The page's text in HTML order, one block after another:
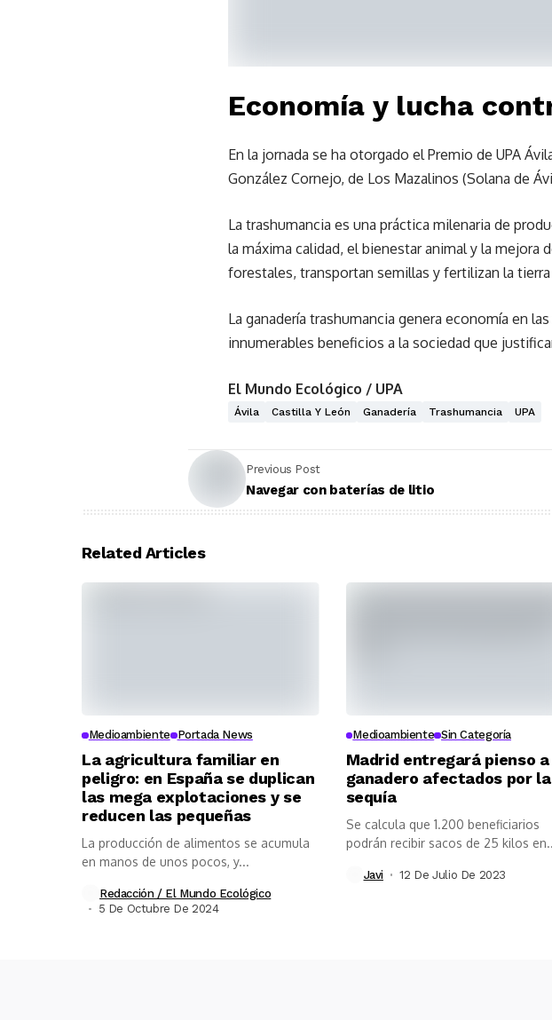
Economía y lucha
En la jornada se ha otorgado el Premio de UPA
González Cornejo, de Los Mazalinos (Solana de
La trashumancia es una práctica milenaria de
la máxima calidad, el bienestar animal y la
forestales, transportan semillas y fertilizan la
La ganadería trashumancia genera economía en
innumerables beneficios a la sociedad que
El Mundo Ecológico / UPA
Ávila Castilla Y León Ganadería Trashumancia UPA
Previous Post
Navegar con baterías de litio
Related Articles
Medioambiente Portada News
La agricultura familiar en
peligro: en España se duplican
las mega explotaciones y se
reducen las pequeñas
La producción de alimentos se acumula
en manos de unos pocos, y...
Redacción / El Mundo Ecológico
5 De Octubre De 2024
Medioambiente Sin Categoría
Madrid entregará pienso a
ganadero afectados por la
sequía
Se calcula que 1.200 beneficiarios
podrán recibir sacos de 25 kilos
Javi 12 De Julio De 2023